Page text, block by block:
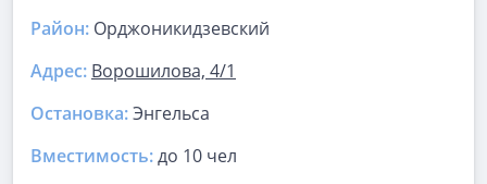
Район: Орджоникидзевский
Адрес: Ворошилова, 4/1
Остановка:Энгельса
Вместимость:до 10 чел